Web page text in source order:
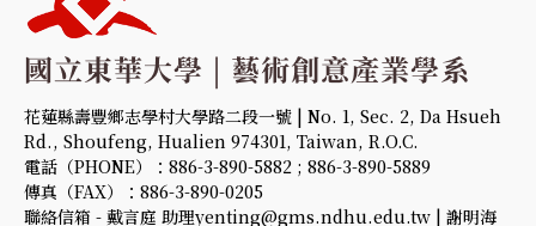
花蓮縣壽豐鄉志學村大學路二段一號 | No. 1, Sec. 2, Da Hsueh
Rd., Shoufeng, Hualien 974301, Taiwan, R.O.C.
電話（PHONE）：886-3-890-5882 ; 886-3-890-5889
傳真（FAX）：886-3-890-0205
聯絡信箱 - 戴言庭 助理yenting@gms.ndhu.edu.tw | 謝明海